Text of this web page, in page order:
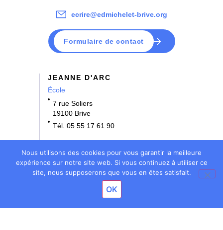
ecrire@edmichelet-brive.org
Formulaire de contact
JEANNE D'ARC
École
7 rue Soliers
19100 Brive
Tél. 05 55 17 61 90
École • Collège
3 rue Bernard Denoix
Nous utilisons des cookies pour vous garantir la meilleure
expérience sur notre site web. Si vous continuez à utiliser ce
site, nous supposerons que vous en êtes satisfait.
OK